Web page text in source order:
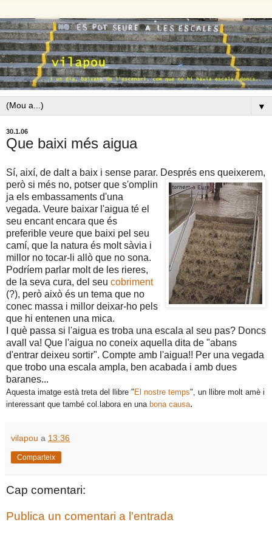
▼
30.1.06
Que baixi més aigua
Sí, així, de dalt a baix i sense parar. Després ens queixerem,
però si més no, potser que s'omplin
ja els embassaments d'una
vegada. Veure baixar l'aigua té el
seu encant encara que és
preferible veure que baixi pel seu
camí, que la natura és molt sàvia i
millor no tocar-li allò que no sona.
Podríem parlar molt de les rieres,
de la seva cura, del seu cobriment
(?), però això és un tema que no
conec massa i millor deixar-ho pels
que hi entenen una mica.
I què passa si l'aigua es troba una escala al seu pas? Doncs
avall va! Que l'aigua no coneix aquella dita de "abans
d'entrar deixeu sortir". Compte amb l'aigua!! Per una vegada
que trobo una escala ampla, ben acabada i amb dues
baranes...
Aquesta imatge està treta del llibre " El nostre temps", un llibre molt amè i
interessant que també col.labora en una bona causa.
vilapou a 13:36
Comparteix
Cap comentari:
Publica un comentari a l'entrada